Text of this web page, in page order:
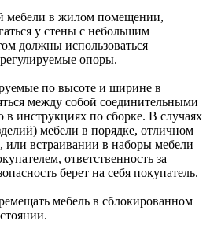
мебели в жилом помещении,
у стены с небольшим
должны использоваться
опоры.
по высоте и ширине в
между собой соединительными
в инструкциях по сборке. В случаях
мебели в порядке, отличном
или встраивании в наборы мебели
ответственность за
берет на себя покупатель.
мебель в сблокированном